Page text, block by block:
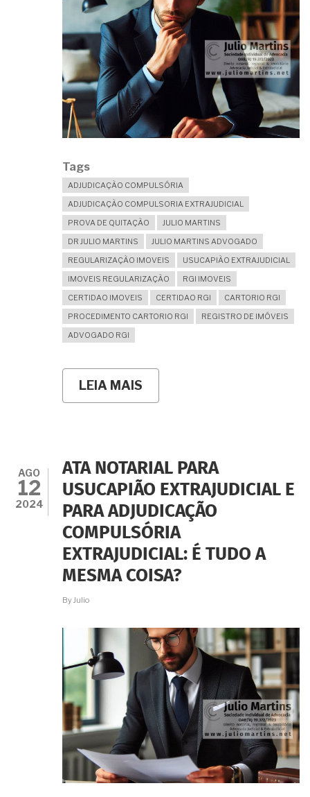
Tags
ADJUDICAÇÃO COMPULSÓRIA
ADJUDICAÇÃO COMPULSORIA EXTRAJUDICIAL
PROVA DE QUITAÇÃO
JULIO MARTINS
DR JULIO MARTINS
JULIO MARTINS ADVOGADO
REGULARIZAÇÃO IMOVEIS
USUCAPIÃO EXTRAJUDICIAL
IMOVEIS REGULARIZAÇÃO
RGI IMOVEIS
CERTIDAO IMOVEIS
CERTIDAO RGI
CARTORIO RGI
PROCEDIMENTO CARTORIO RGI
REGISTRO DE IMÓVEIS
ADVOGADO RGI
LEIA MAIS
COMPROVANTE
DA
VENDA
É
REQUISITO
OBRIGATÓRIO
PARA
ADJUDICAÇÃO
COMPULSÓRIA
EXTRAJUDICIAL?
AGO
12
2024
ATA NOTARIAL PARA
USUCAPIÃO EXTRAJUDICIAL E
PARA ADJUDICAÇÃO
COMPULSÓRIA
EXTRAJUDICIAL: É TUDO A
MESMA COISA?
By Julio